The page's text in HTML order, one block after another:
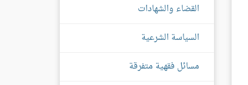
القضاء والشهادات
السياسة الشرعية
مسائل فقهية متفرقة